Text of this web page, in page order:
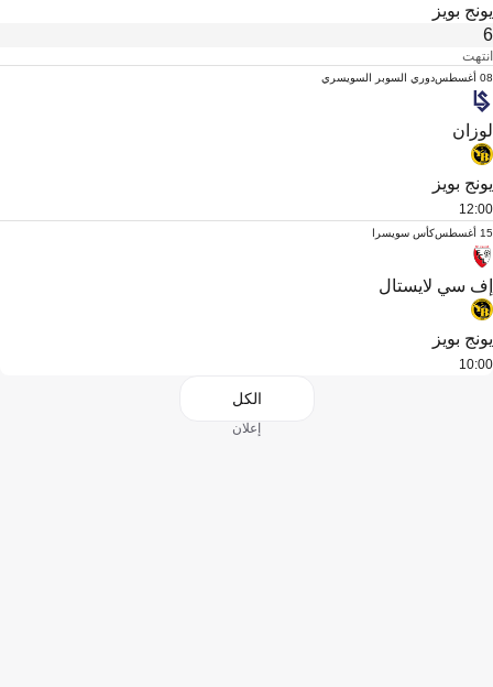
يونج بويز
6
انتهت
08 أغسطس دوري السوبر السويسري
لوزان
يونج بويز
12:00
15 أغسطس كأس سويسرا
إف سي لايستال
يونج بويز
10:00
الكل
إعلان